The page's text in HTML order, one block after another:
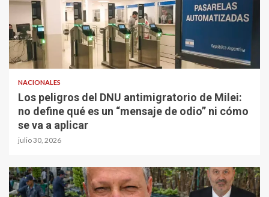
NACIONALES
Los peligros del DNU antimigratorio de Milei:
no define qué es un “mensaje de odio” ni cómo
se va a aplicar
julio 30, 2026